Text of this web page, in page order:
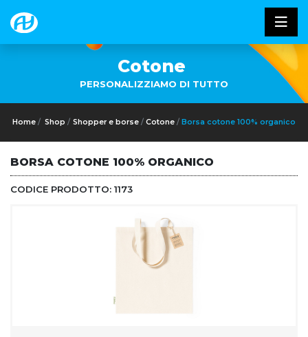
Cotone
PERSONALIZZIAMO DI TUTTO
Home Shop Shopper e borse Cotone Borsa cotone 100% organico
BORSA COTONE 100% ORGANICO
CODICE PRODOTTO: 1173